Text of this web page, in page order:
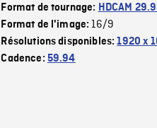
Format de tournage: HDCAM
Format de l'image:16/9
Résolutions disponibles:1920 x
Cadence: 59.94